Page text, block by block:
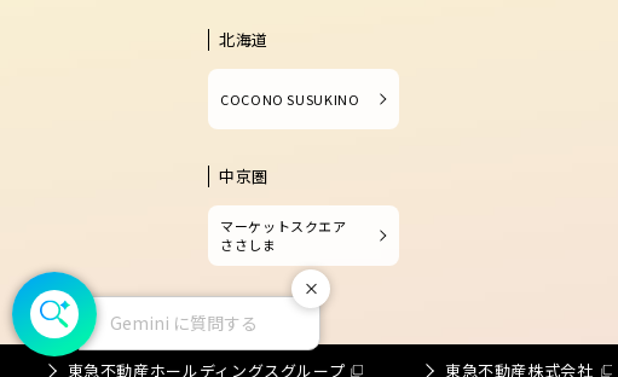
Gemini に質問する
閉じる
北海道
COCONO SUSUKINO
中京圏
マーケットスクエア
ささしま
東急不動産ホールディングスグループ 東急不動産株式会社